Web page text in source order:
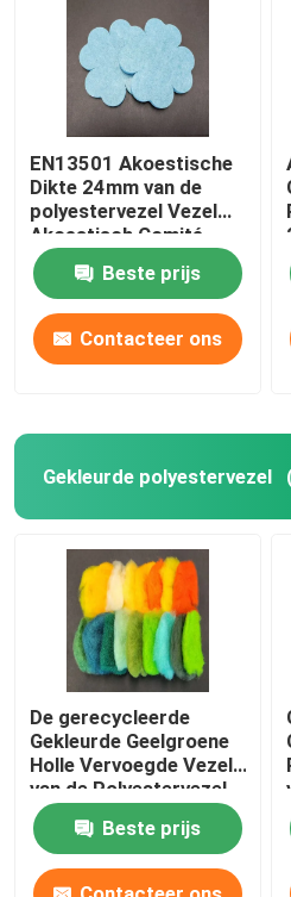
EN13501 Akoestische
Dikte 24mm van de
polyestervezel Vezel
Akoestisch Comité
Beste prijs
Contacteer ons
Gekleurde polyestervezel
De gerecycleerde
Gekleurde Geelgroene
Holle Vervoegde Vezel
van de Polyestervezel
Beste prijs